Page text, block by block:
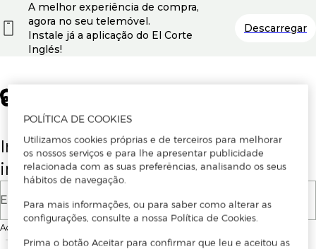
Insira o seu email para se registar ou
iniciar sessão.
E-mail
Ao continuar, aceitas as
A melhor experiência de compra,
agora no seu telemóvel.
Instale já a aplicação do El Corte
Inglés!
Descarregar
POLÍTICA DE COOKIES
Utilizamos cookies próprias e de terceiros para melhorar
os nossos serviços e para lhe apresentar publicidade
relacionada com as suas preferências, analisando os seus
hábitos de navegação.
Para mais informações, ou para saber como alterar as
configurações, consulte a nossa Política de Cookies.
Prima o botão Aceitar para confirmar que leu e aceitou as